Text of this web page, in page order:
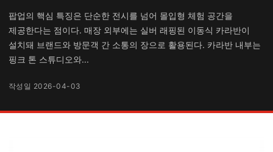
팝업의 핵심 특징은 단순한 전시를 넘어 몰입형 체험 공간을
제공한다는 점이다. 매장 외부에는 실버 래핑된 이동식 카라반이
설치돼 브랜드와 방문객 간 소통의 장으로 활용된다. 카라반 내부는
핑크 톤 스튜디오와...
작성일 2026-04-03